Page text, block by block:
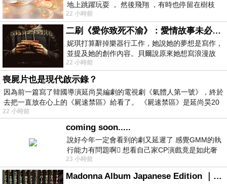
地上跳躍玩耍 ， 然後飛翔 ，有時也停留在樹枝
上，它們身軀是咖啡色的，鳥喙是黃色
22 小時前
二刷《愛你致死不渝》：愛情故事未必是浪漫故事
妮琪打算辭掉樂器行工作，她說她的夢想是寫作，
並提及她的創作內容。貝爾說原來她想寫浪漫故
事，妮琪回應：「不是浪漫故事，是愛情
22 小時前
喪屍片也是現代啟示錄？
因為前一篇寫了韓國導演延尚昊編劇的電視劇《氣體人第一號》，終於
去把一直放在心上的《屍速禁區》給看了。 《屍速禁區》是延尚昊20
22 小時前
coming soon.....
說好今年一定會看到的劇又延遲了 感覺GMM的執
行能力有問題啊🫩 想看自己家CP演戲竟是如此奢
侈的事 GMM你說看看啊😑 先把劇放
23 小時前
Madonna Album Japanese Edition ｜瑪丹娜專輯們2026年日本版重發系列